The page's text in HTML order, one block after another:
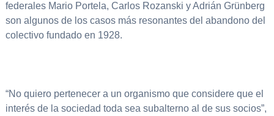
federales Mario Portela, Carlos Rozanski y Adrián Grünberg
son algunos de los casos más resonantes del abandono del
colectivo fundado en 1928.
“No quiero pertenecer a un organismo que considere que el
interés de la sociedad toda sea subalterno al de sus socios”,